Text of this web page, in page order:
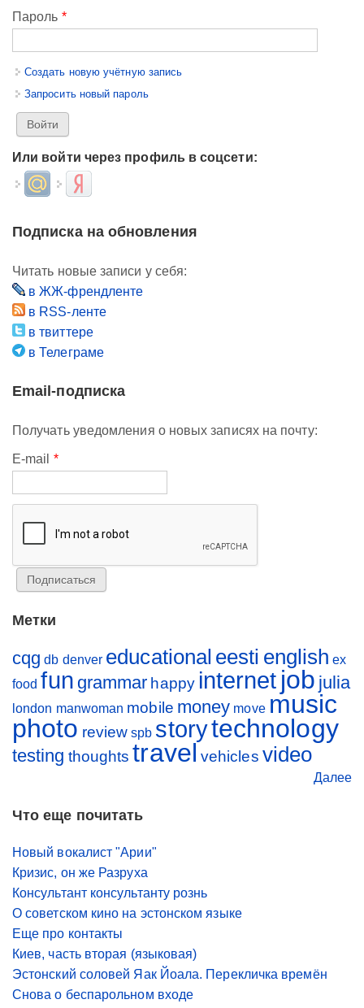
Пароль *
Создать новую учётную запись
Запросить новый пароль
Или войти через профиль в соцсети:
Login with Mail.ruLogin with Яндекс
Подписка на обновления
Читать новые записи у себя:
в ЖЖ-френдленте
в RSS-ленте
в твиттере
в Телеграме
Email-подписка
Получать уведомления о новых записях на почту:
E-mail *
Метки
cqg db denver educational eesti english ex
food fun grammar happy internet job julia
london manwoman mobile money move music
photo review spb storytechnology
testing thoughts travel vehicles video
Далее
Что еще почитать
Новый вокалист "Арии"
Кризис, он же Разруха
Консультант консультанту рознь
О советском кино на эстонском языке
Еще про контакты
Киев, часть вторая (языковая)
Эстонский соловей Яак Йоала. Перекличка времён
Снова о беспарольном входе